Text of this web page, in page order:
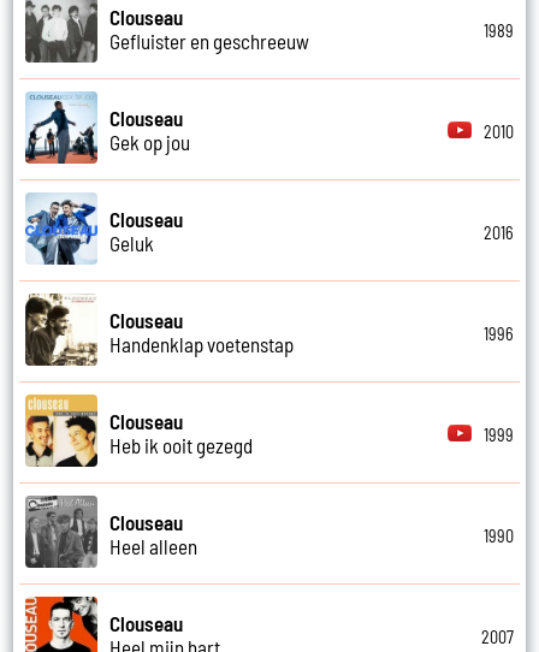
Clouseau
Gefluister en geschreeuw
1989
Clouseau
Gek op jou
2010
Clouseau
Geluk
2016
Clouseau
Handenklap voetenstap
1996
Clouseau
Heb ik ooit gezegd
1999
Clouseau
Heel alleen
1990
Clouseau
Heel mijn hart
2007